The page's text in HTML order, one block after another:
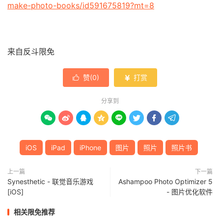
make-photo-books/id591675819?mt=8
来自反斗限免
 赞(0)  打赏
分享到
       
iOS iPad iPhone 图片 照片 照片书
上一篇
Synesthetic - 联觉音乐游戏
[iOS]
下一篇
Ashampoo Photo Optimizer 5
- 图片优化软件
相关限免推荐